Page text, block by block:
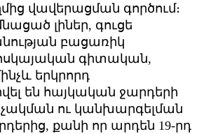
վավերացման գործում։
լիներ, գուցե
բացառիկ
գիտական,
երկրորդ
են հայկական ջարդերի
ու կանխարգելման
քանի որ արդեն 19-րդ